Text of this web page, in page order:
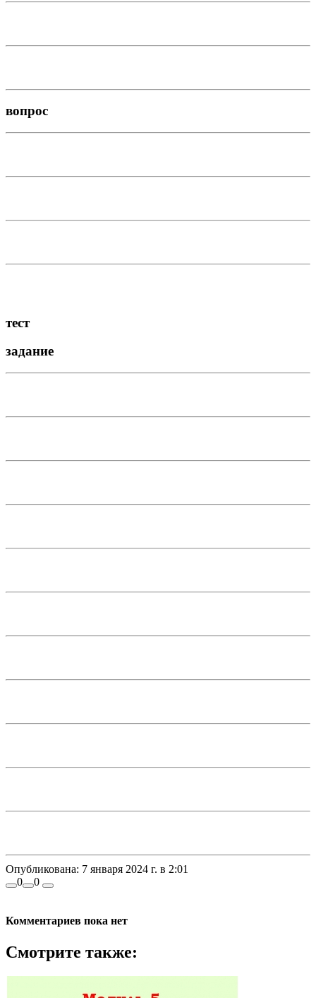
вопрос
тест
задание
Опубликована: 7 января 2024 г. в 2:01
0
0
Комментариев пока нет
Смотрите также: